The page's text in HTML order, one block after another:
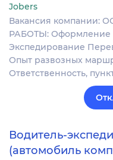
Jobers
Вакансия компании:
РАБОТЫ: Оформление
Экспедирование
Опыт развозных
Ответственность,
Водитель-
(автомобиль